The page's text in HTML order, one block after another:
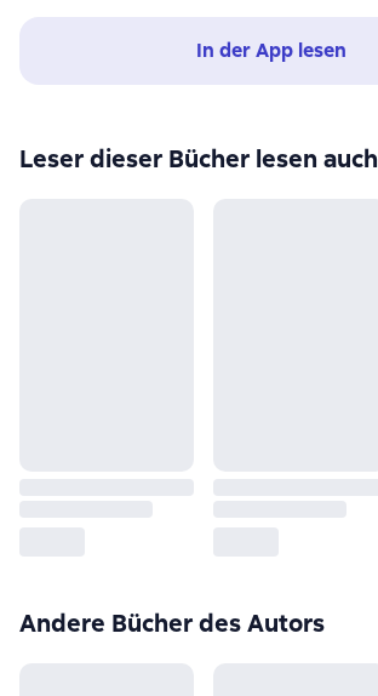
In der App lesen
Leser dieser Bücher lesen auch
Andere Bücher des Autors